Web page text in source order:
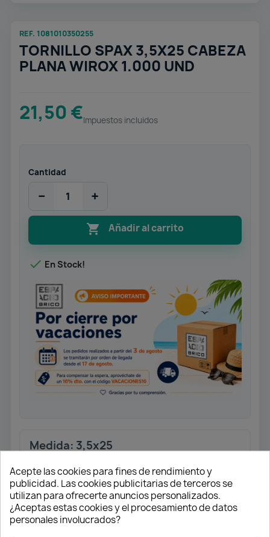
REF. 1081010350255
TORNILLO SPAX 3,5X25 CABEZA
PLANA WIROX 1.000 UND
21,50 €Impuestos incluidos
Cantidad
− +
 Añadir al carrito
 En Stock!
Medida: 3,5x25
Cabeza plana.
Ranura en cruz Z2. Punta 4CUT.
Acabado Wirox.
Caja 1.000 unidades
Acepte las cookies para fines de rendimiento y
publicidad. Las cookies publicitarias de terceros se
utilizan para ofrecerte anuncios personalizados.
¿Aceptas estas cookies y el procesamiento de datos
personales involucrados?